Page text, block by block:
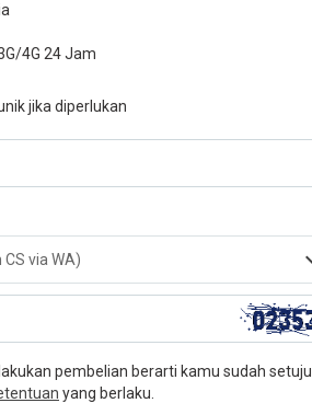
4G 24 Jam
jika diperlukan
pembelian berarti kamu sudah setuju
yang berlaku.